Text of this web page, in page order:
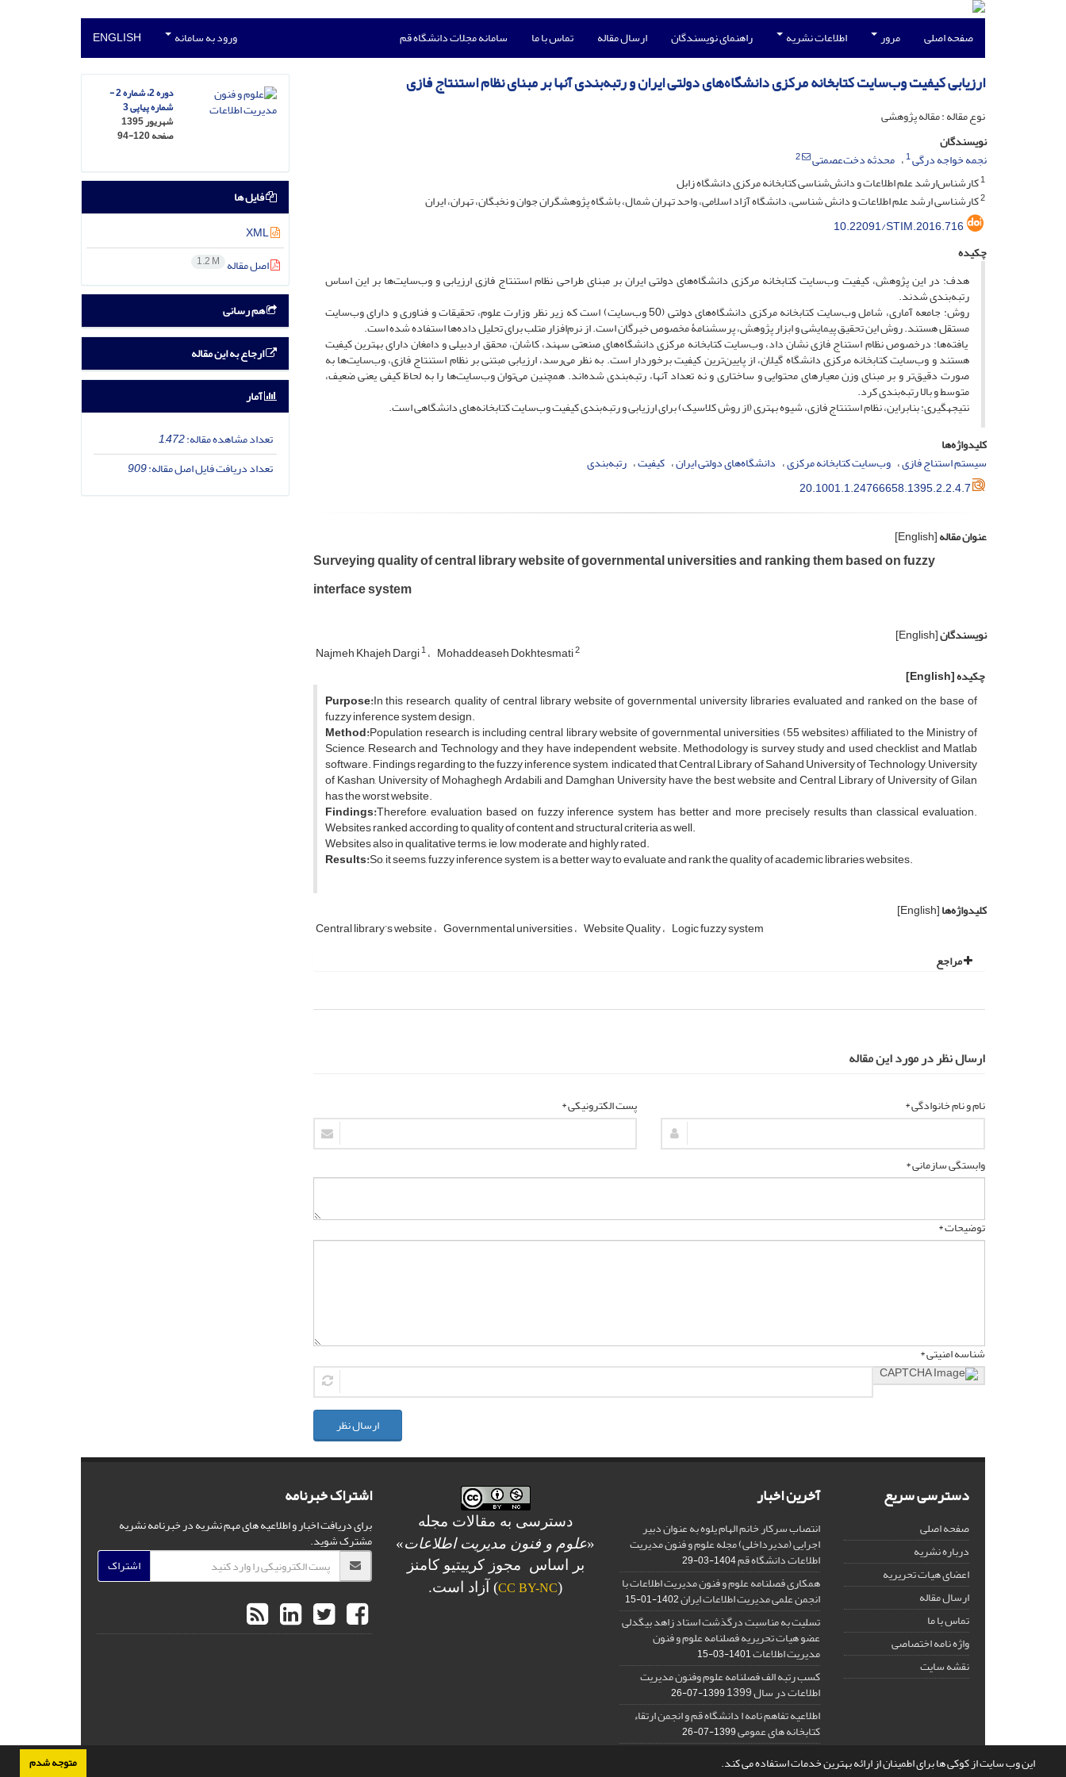
این وب سایت از کوکی ها برای اطمینان از ارائه بهترین خدمات استفاده می کند. متوجه شدم
صفحه اصلی مرور اطلاعات نشریه راهنمای نویسندگان ارسال مقاله تماس با ما سامانه مجلات دانشگاه قم ورود به سامانه ENGLISH
ارزیابی کیفیت وب‌سایت کتابخانه‌ مرکزی دانشگاه‌های دولتی ایران و رتبه‌بندی آنها بر مبنای نظام استنتاج فازی
نوع مقاله : مقاله پژوهشی
نویسندگان
نجمه خواجه درگی1 محدثه دخت‌عصمتی
2
1کارشناس‌ارشد علم اطلاعات و دانش‌شناسی کتابخانه مرکزی دانشگاه زابل
2کارشناسی ارشد علم اطلاعات و دانش شناسی، دانشگاه آزاد اسلامی، واحد تهران شمال، باشگاه پژوهشگران جوان و نخبگان، تهران، ایران
10.22091/STIM.2016.716
چکیده
هدف: در این پژوهش، کیفیت وب‌سایت کتابخانه‌ مرکزی دانشگاه‌های دولتی ایران بر مبنای طراحی نظام استنتاج فازی ارزیابی و وب‌سایت‌ها بر این اساس
رتبه‌بندی شدند.
روش: جامعه‌ آماری، شامل وب‌سایت کتابخانه‌ مرکزی دانشگاه‌های دولتی (50 وب‌سایت) است که زیر نظر وزارت علوم، تحقیقات و فناوری و دارای وب‌سایت
مستقل هستند. روش این تحقیق پیمایشی و ابزار پژوهش، پرسشنامۀ مخصوص خبرگان است. از نرم‌افزار متلب برای تحلیل داده‌ها استفاده شده است.
یافته‌ها: درخصوص نظام استناج فازی نشان داد، وب‌سایت کتابخانه مرکزی دانشگاه‌های صنعتی سهند، کاشان، محقق اردبیلی و دامغان دارای بهترین کیفیت
هستند و وب‌سایت کتابخانه مرکزی دانشگاه گیلان، از پایین‌ترین کیفیت برخوردار است. به نظر می‌رسد، ارزیابی مبتنی بر نظام استنتاج فازی، وب‌سایت‌ها به
صورت دقیق‌تر و بر مبنای وزن معیارهای محتوایی و ساختاری و نه تعداد آنها، رتبه‌بندی شده‌اند. همچنین می‌توان وب‌سایت‌ها را به لحاظ کیفی یعنی ضعیف،
متوسط و بالا رتبه‌بندی کرد.
نتیجه‎گیری: بنابراین، نظام استنتاج فازی، شیوه بهتری (از روش کلاسیک) برای ارزیابی و رتبه‌بندی کیفیت وب‌‌سایت کتابخانه‌های دانشگاهی است.
کلیدواژه‌ها
سیستم استناج فازی وب‌سایت کتابخانه مرکزی دانشگاه‌های دولتی ایران کیفیت رتبه‌بندی
20.1001.1.24766658.1395.2.2.4.7
عنوان مقاله[English]
Surveying quality of central library website of governmental universities and ranking them based on fuzzy
interface system
نویسندگان[English]
Najmeh Khajeh Dargi1 Mohaddeaseh Dokhtesmati2
چکیده[English]
Purpose:In this research, quality of central library website of governmental university libraries evaluated and ranked on the base of
fuzzy inference system design.
Method:Population research is including central library website of governmental universities (55 websites) affiliated to the Ministry of
Science, Research and Technology and they have independent website. Methodology is survey study and used checklist and Matlab
software. Findings regarding to the fuzzy inference system, indicated that Central Library of Sahand University of Technology, University
of Kashan, University of Mohaghegh Ardabili and Damghan University have the best website and Central Library of University of Gilan
has the worst website.
Findings:Therefore, evaluation based on fuzzy inference system has better and more precisely results than classical evaluation.
Websites ranked according to quality of content and structural criteria as well.
Websites also in qualitative terms, ie, low, moderate and highly rated.
Results:So, it seems, fuzzy inference system, is a better way to evaluate and rank the quality of academic libraries websites.
کلیدواژه‌ها[English]
Central library’s website Governmental universities Website Quality Logic fuzzy system
مراجع
ارسال نظر در مورد این مقاله
نام و نام خانوادگی * پست الکترونیکی *
وابستگی سازمانی *
توضیحات *
شناسه امنیتی *
ارسال نظر
دوره 2، شماره 2 -
شماره پیاپی 3
شهریور 1395
صفحه94-120
فایل ها
XML
اصل مقاله 1.2 M
هم رسانی
ارجاع به این مقاله
آمار
تعداد مشاهده مقاله:1,472
تعداد دریافت فایل اصل مقاله:909
دسترسی سریع
صفحه اصلی
درباره نشریه
اعضای هیات تحریریه
ارسال مقاله
تماس با ما
واژه نامه اختصاصی
نقشه سایت
آخرین اخبار
انتصاب سرکار خانم الهام یلوه به عنوان دبیر
اجرایی (مدیرداخلی) مجله علوم و فنون مدیریت
اطلاعات دانشگاه قم1404-03-29
همکاری فصلنامه علوم و فنون مدیریت اطلاعات با
انجمن علمی مدیریت اطلاعات ایران1402-01-15
تسلیت به مناسبت درگذشت استاد زاهد بیگدلی
عضو هیات تحریریه فصلنامه علوم و فنون
مدیریت اطلاعات1401-03-15
کسب رتبه الف فصلنامه علوم وفنون مدیریت
اطلاعات در سال 1399 1399-07-26
اطلاعیه تفاهم نامه ا دانشگاه قم و انجمن ارتقاء
کتابخانه های عمومی1399-07-26
دسترسی به مقالات مجله
«علوم و فنون مدیریت اطلاعات»
بر اساس مجوز کرییتیو کامنز
(
CC BY-NC) آزاد است.
اشتراک خبرنامه
برای دریافت اخبار و اطلاعیه های مهم نشریه در خبرنامه نشریه
مشترک شوید.
اشتراک
© سامانه مدیریت نشریات علمی.قدرت گرفته ازسیناوب